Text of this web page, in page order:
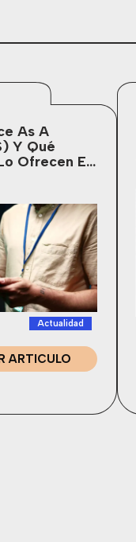
As A
Y Qué
Ofrecen En
Actualidad
ARTICULO